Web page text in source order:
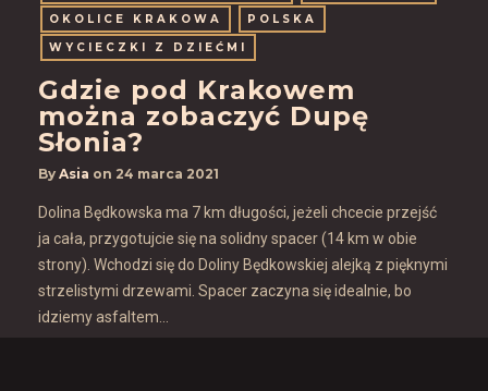
OKOLICE KRAKOWA
POLSKA
WYCIECZKI Z DZIEĆMI
Gdzie pod Krakowem
można zobaczyć Dupę
Słonia?
By Asia on 24 marca 2021
Dolina Będkowska ma 7 km długości, jeżeli chcecie przejść
ja cała, przygotujcie się na solidny spacer (14 km w obie
strony). Wchodzi się do Doliny Będkowskiej alejką z pięknymi
strzelistymi drzewami. Spacer zaczyna się idealnie, bo
idziemy asfaltem...